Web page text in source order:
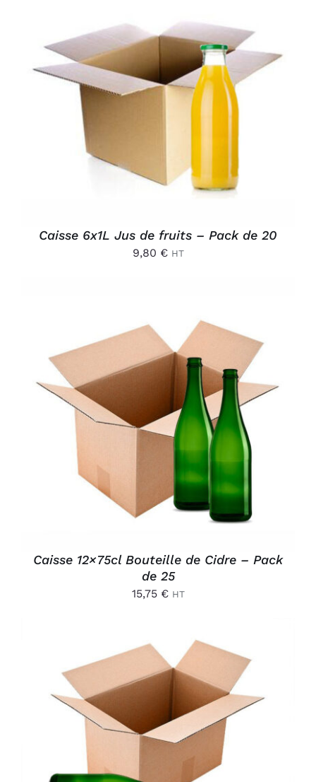
AJOUTER AU PANIER
/
DÉTAILS
Caisse 6x1L Jus de fruits – Pack de 20
9,80 € HT
AJOUTER AU PANIER
DÉTAILS
Caisse 12×75cl Bouteille de Cidre – Pack
de 25
15,75 € HT
AJOUTER AU PANIER